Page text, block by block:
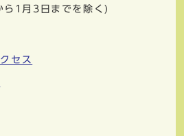
1月3日までを除く)
セス